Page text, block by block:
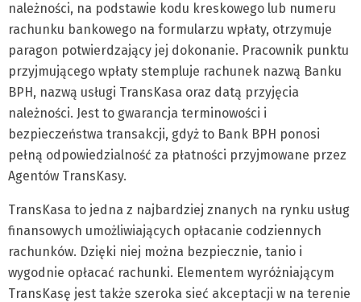
należności, na podstawie kodu kreskowego lub numeru
rachunku bankowego na formularzu wpłaty, otrzymuje
paragon potwierdzający jej dokonanie. Pracownik punktu
przyjmującego wpłaty stempluje rachunek nazwą Banku
BPH, nazwą usługi TransKasa oraz datą przyjęcia
należności. Jest to gwarancja terminowości i
bezpieczeństwa transakcji, gdyż to Bank BPH ponosi
pełną odpowiedzialność za płatności przyjmowane przez
Agentów TransKasy.
TransKasa to jedna z najbardziej znanych na rynku usług
finansowych umożliwiających opłacanie codziennych
rachunków. Dzięki niej można bezpiecznie, tanio i
wygodnie opłacać rachunki. Elementem wyróżniającym
TransKasę jest także szeroka sieć akceptacji w na terenie